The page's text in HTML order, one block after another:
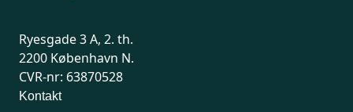
Ryesgade 3 A, 2. th.
2200 København N.
CVR-nr: 63870528
Kontakt